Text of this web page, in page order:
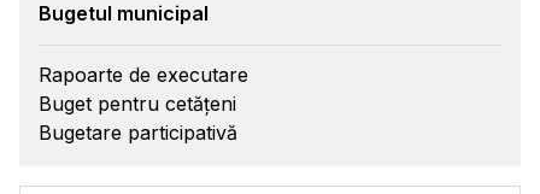
Bugetul municipal
Rapoarte de executare
Buget pentru cetățeni
Bugetare participativă